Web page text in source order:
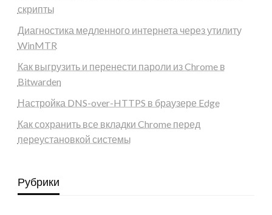
скрипты
Диагностика медленного интернета через утилиту
WinMTR
Как выгрузить и перенести пароли из Chrome в
Bitwarden
Настройка DNS-over-HTTPS в браузере Edge
Как сохранить все вкладки Chrome перед
переустановкой системы
Рубрики